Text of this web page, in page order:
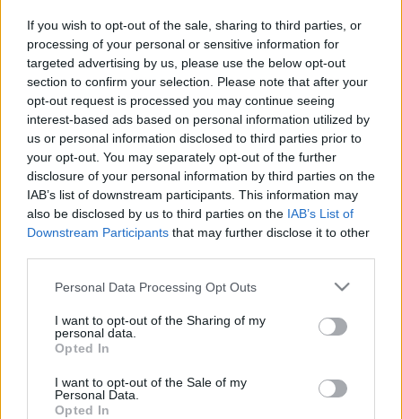
If you wish to opt-out of the sale, sharing to third parties, or
processing of your personal or sensitive information for
targeted advertising by us, please use the below opt-out
section to confirm your selection. Please note that after your
opt-out request is processed you may continue seeing
interest-based ads based on personal information utilized by
us or personal information disclosed to third parties prior to
your opt-out. You may separately opt-out of the further
disclosure of your personal information by third parties on the
IAB’s list of downstream participants. This information may
also be disclosed by us to third parties on the IAB’s List of
Downstream Participants that may further disclose it to other
Please note that this website/app uses one or more Google
not limited to your visit or usage behaviour. You may click to
grant or deny consent to Google and its third-party tags to
use your data for below specified purposes in below Google
consent section.
Personal Data Processing Opt Outs
I want to opt-out of the Sharing of my
personal data.
Opted In
I want to opt-out of the Sale of my
Personal Data.
Opted In
Yangel Herrera, Morlanes (Melendo), Puado, Vilhena – Raúl
de Tomás.
Estos jugadores son baja: Óscar Gil (lesión muscular),
Keidi Bare (rodilla).
Estos jugadores son duda:Diego López, Pedrosa.
Posibles cambios en el once: es posible que Vicente
Moreno realice algún cambio en el once tras tres derrotas
seguidas. Vilhena o Puado podrían salir del mismo para dar
entrada a Embarba. Morlanes o Melendo acompañarán a
Yangel y Darder en el centro del campo. Pedrosa y Diego
López no entrenaron el viernes por motivos desconocidos.
¡A pujar! Cuatro ganadores de la jornada 34 de
Comunio
Estos cuatro futbolistas fueron
algunos de los ganadores de la